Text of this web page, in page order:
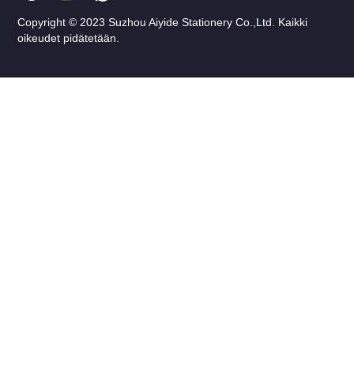
Copyright © 2023 Suzhou Aiyide Stationery Co.,Ltd. Kaikki
oikeudet pidätetään.